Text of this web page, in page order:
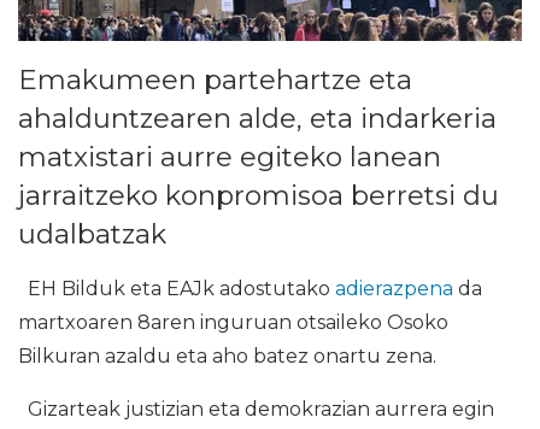
Emakumeen partehartze eta
ahalduntzearen alde, eta indarkeria
matxistari aurre egiteko lanean
jarraitzeko konpromisoa berretsi du
udalbatzak
EH Bilduk eta EAJk adostutako adierazpena da
martxoaren 8aren inguruan otsaileko Osoko
Bilkuran azaldu eta aho batez onartu zena.
Gizarteak justizian eta demokrazian aurrera egin